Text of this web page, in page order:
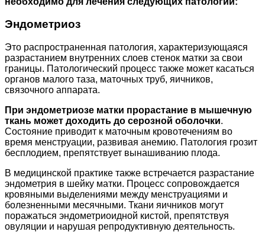
Эндометриоз
Это распространенная патология, характеризующаяся
разрастанием внутренних слоев стенок матки за свои
границы. Патологический процесс также может касаться
органов малого таза, маточных труб, яичников,
связочного аппарата.
При эндометриозе матки прорастание в мышечную
ткань может доходить до серозной оболочки.
Состояние приводит к маточным кровотечениям во
время менструации, развивая анемию. Патология грозит
бесплодием, препятствует вынашиванию плода.
В медицинской практике также встречается разрастание
эндометрия в шейку матки. Процесс сопровождается
кровяными выделениями между менструациями и
болезненными месячными. Ткани яичников могут
поражаться эндометриоидной кистой, препятствуя
овуляции и нарушая репродуктивную деятельность.